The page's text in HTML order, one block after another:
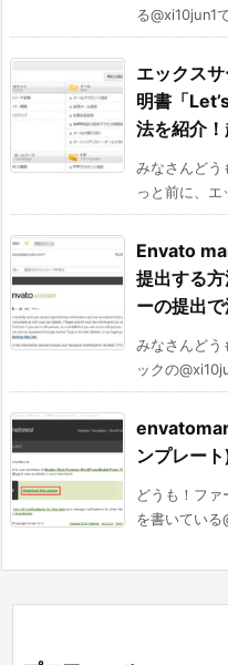
る@xi10jun1
エックス
明書「
法を紹介！
みなさんどう
っと前に、
Envato
提出する
ーの提出
みなさんどう
ックの
ンプレー
どうも！フ
を書いている